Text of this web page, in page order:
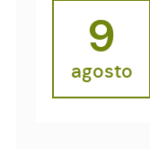
9
agosto